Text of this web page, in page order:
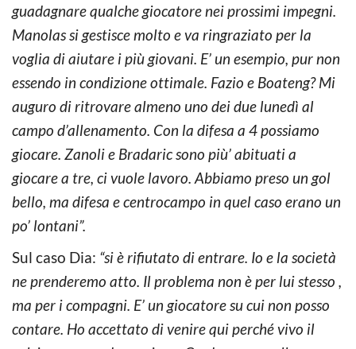
guadagnare qualche giocatore nei prossimi impegni.
Manolas si gestisce molto e va ringraziato per la
voglia di aiutare i più giovani. E’ un esempio, pur non
essendo in condizione ottimale. Fazio e Boateng? Mi
auguro di ritrovare almeno uno dei due lunedì al
campo d’allenamento. Con la difesa a 4 possiamo
giocare. Zanoli e Bradaric sono più’ abituati a
giocare a tre, ci vuole lavoro. Abbiamo preso un gol
bello, ma difesa e centrocampo in quel caso erano un
po’ lontani”.
Sul caso Dia: “si è rifiutato di entrare. Io e la società
ne prenderemo atto. Il problema non è per lui stesso ,
ma per i compagni. E’ un giocatore su cui non posso
contare. Ho accettato di venire qui perché vivo il